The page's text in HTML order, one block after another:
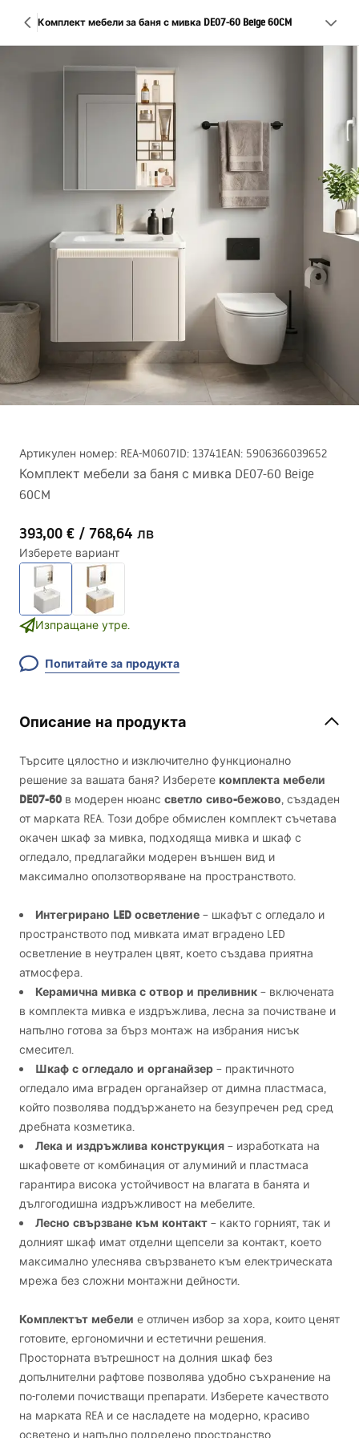
Комплект мебели за баня с мивка DE07-60 Beige 60CM
Артикулен номер: REA-M0607ID: 13741EAN: 5906366039652
Комплект мебели за баня с мивка DE07-60 Beige
60CM
393,00 € / 768,64 лв
Изберете вариант
Изпращане утре.
Попитайте за продукта
Описание на продукта
Търсите цялостно и изключително функционално
решение за вашата баня? Изберете комплекта мебели
DE07-60 в модерен нюанс светло сиво-бежово, създаден
от марката REA. Този добре обмислен комплект съчетава
окачен шкаф за мивка, подходяща мивка и шкаф с
огледало, предлагайки модерен външен вид и
максимално оползотворяване на пространството.
Интегрирано LED осветление – шкафът с огледало и
пространството под мивката имат вградено LED
осветление в неутрален цвят, което създава приятна
атмосфера.
Керамична мивка с отвор и преливник – включената
в комплекта мивка е издръжлива, лесна за почистване и
напълно готова за бърз монтаж на избрания нисък
смесител.
Шкаф с огледало и органайзер – практичното
огледало има вграден органайзер от димна пластмаса,
който позволява поддържането на безупречен ред сред
дребната козметика.
Лека и издръжлива конструкция – изработката на
шкафовете от комбинация от алуминий и пластмаса
гарантира висока устойчивост на влагата в банята и
дългогодишна издръжливост на мебелите.
Лесно свързване към контакт – както горният, так и
долният шкаф имат отделни щепсели за контакт, което
максимално улеснява свързването към електрическата
мрежа без сложни монтажни дейности.
Комплектът мебели е отличен избор за хора, които ценят
готовите, ергономични и естетични решения.
Просторната вътрешност на долния шкаф без
допълнителни рафтове позволява удобно съхранение на
по-големи почистващи препарати. Изберете качеството
на марката REA и се насладете на модерно, красиво
осветено и напълно подредено пространство.